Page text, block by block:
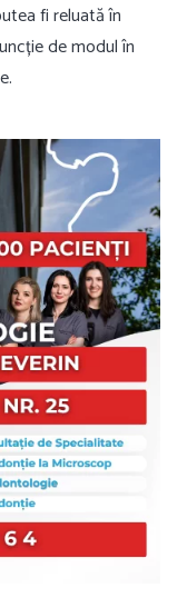
fi reluată în
de modul în